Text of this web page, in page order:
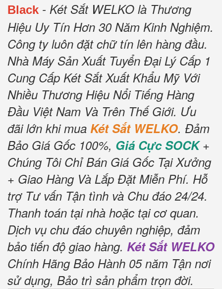
Black - Két Sắt WELKO là Thương
Hiệu Uy Tín Hơn 30 Năm Kinh Nghiệm.
Công ty luôn đặt chữ tín lên hàng đầu.
Nhà Máy Sản Xuất Tuyển Đại Lý Cấp 1
Cung Cấp Két Sắt Xuất Khẩu Mỹ Với
Nhiều Thương Hiệu Nổi Tiếng Hàng
Đầu Việt Nam Và Trên Thế Giới. Ưu
đãi lớn khi mua Két Sắt WELKO. Đảm
Bảo Giá Gốc 100%, Giá Cực SOCK+
Chúng Tôi Chỉ Bán Giá Gốc Tại Xưởng
+ Giao Hàng Và Lắp Đặt Miễn Phí. Hỗ
trợ Tư vấn Tận tình và Chu đáo 24/24.
Thanh toán tại nhà hoặc tại cơ quan.
Dịch vụ chu đáo chuyên nghiệp, đảm
bảo tiến độ giao hàng. Két Sắt WELKO
Chính Hãng Bảo Hành 05 năm Tận nơi
sử dụng, Bảo trì sản phẩm trọn đời.